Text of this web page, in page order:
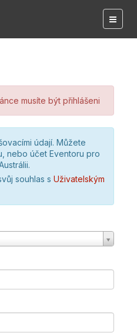
musíte být přihlášeni
údají. Můžete
nebo účet Eventoru pro
souhlas s Uživatelským